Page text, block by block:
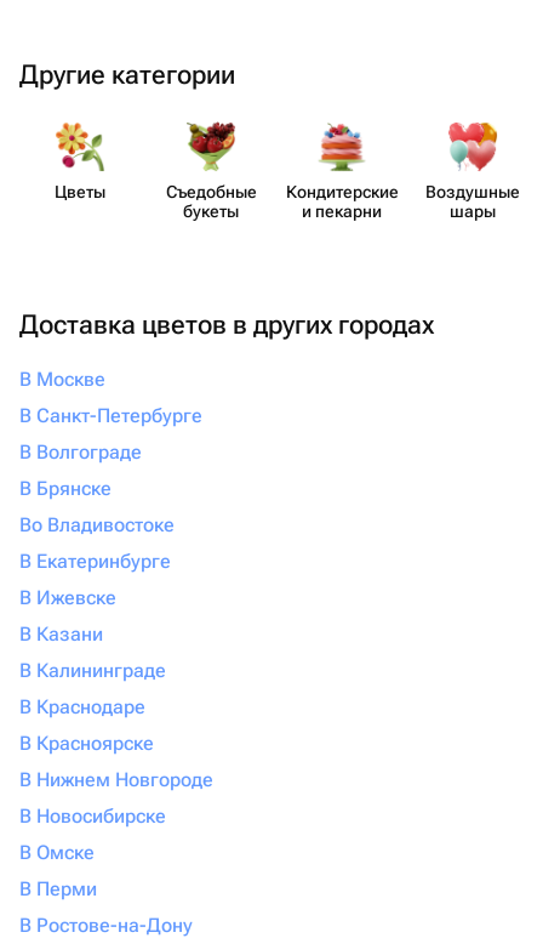
Другие категории
Цветы
Съедобные
букеты
Кондит​ерские
и пекарни
Воздушные
шары
Доставка цветов в других городах
В Москве
В Санкт-Петербурге
В Волгограде
В Брянске
Во Владивостоке
В Екатеринбурге
В Ижевске
В Казани
В Калининграде
В Краснодаре
В Красноярске
В Нижнем Новгороде
В Новосибирске
В Омске
В Перми
В Ростове-на-Дону